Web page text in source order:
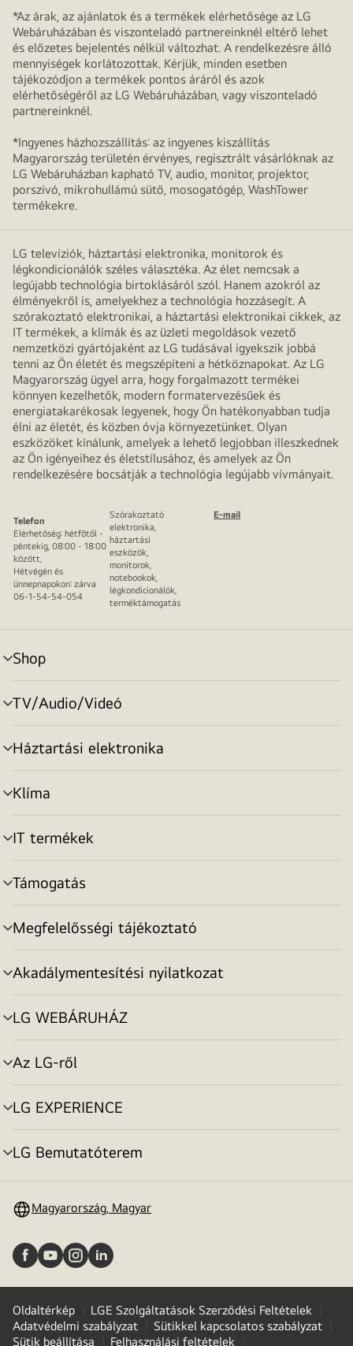
*Az árak, az ajánlatok és a termékek elérhetősége az LG
Webáruházában és viszonteladó partnereinknél eltérő lehet
és előzetes bejelentés nélkül változhat. A rendelkezésre álló
mennyiségek korlátozottak. Kérjük, minden esetben
tájékozódjon a termékek pontos áráról és azok
elérhetőségéről az LG Webáruházában, vagy viszonteladó
partnereinknél.
*Ingyenes házhozszállítás: az ingyenes kiszállítás
Magyarország területén érvényes, regisztrált vásárlóknak az
LG Webáruházban kapható TV, audio, monitor, projektor,
porszívó, mikrohullámú sütő, mosogatógép, WashTower
termékekre.
LG televíziók, háztartási elektronika, monitorok és
légkondicionálók széles választéka. Az élet nemcsak a
legújabb technológia birtoklásáról szól. Hanem azokról az
élményekről is, amelyekhez a technológia hozzásegít. A
szórakoztató elektronikai, a háztartási elektronikai cikkek, az
IT termékek, a klímák és az üzleti megoldások vezető
nemzetközi gyártójaként az LG tudásával igyekszik jobbá
tenni az Ön életét és megszépíteni a hétköznapokat. Az LG
Magyarország ügyel arra, hogy forgalmazott termékei
könnyen kezelhetők, modern formatervezésűek és
energiatakarékosak legyenek, hogy Ön hatékonyabban tudja
élni az életét, és közben óvja környezetünket. Olyan
eszközöket kínálunk, amelyek a lehető legjobban illeszkednek
az Ön igényeihez és életstílusához, és amelyek az Ön
rendelkezésére bocsátják a technológia legújabb vívmányait.
Telefon
Elérhetőség: hétfőtől -
péntekig, 08:00 - 18:00
között,
Hétvégén és
ünnepnapokon: zárva
06-1-54-54-054
Szórakoztató
elektronika,
háztartási
eszközök,
monitorok,
notebookok,
légkondicionálók,
terméktámogatás
E-mail
Shop
menu
toggle
TV/Audio/Videó
menu
toggle
Háztartási elektronika
menu
toggle
Klíma
menu
toggle
IT termékek
menu
toggle
Támogatás
menu
toggle
Megfelelősségi tájékoztató
menu
toggle
Akadálymentesítési nyilatkozat
menu
toggle
LG WEBÁRUHÁZ
menu
toggle
Az LG-ről
menu
toggle
LG EXPERIENCE
menu
toggle
LG Bemutatóterem
menu
Magyarország, Magyar
Oldaltérkép
LGE Szolgáltatások Szerződési Feltételek
Adatvédelmi szabályzat
Sütikkel kapcsolatos szabályzat
Sütik beállítása
Felhasználási feltételek